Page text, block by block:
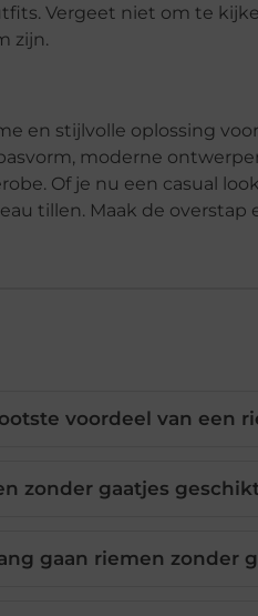
Vergeet niet om te
zijn.
en stijlvolle oplossing
moderne
Of je nu een casual
tillen. Maak de overstap
voordeel van een
zonder gaatjes
gaan riemen zonder